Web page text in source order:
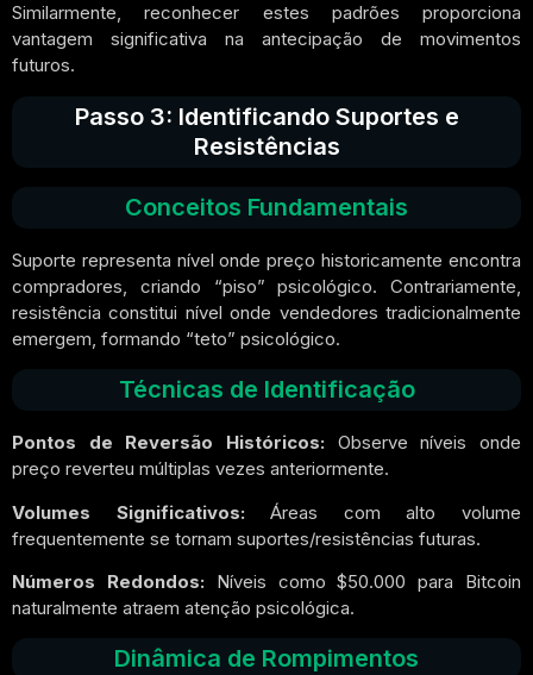
Similarmente, reconhecer estes padrões proporciona
vantagem significativa na antecipação de movimentos
futuros.
Passo 3: Identificando Suportes e
Resistências
Conceitos Fundamentais
Suporte representa nível onde preço historicamente encontra
compradores, criando “piso” psicológico. Contrariamente,
resistência constitui nível onde vendedores tradicionalmente
emergem, formando “teto” psicológico.
Técnicas de Identificação
Pontos de Reversão Históricos: Observe níveis onde
preço reverteu múltiplas vezes anteriormente.
Volumes Significativos: Áreas com alto volume
frequentemente se tornam suportes/resistências futuras.
Números Redondos: Níveis como $50.000 para Bitcoin
naturalmente atraem atenção psicológica.
Dinâmica de Rompimentos